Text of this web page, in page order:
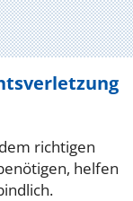
richtigen
helfen